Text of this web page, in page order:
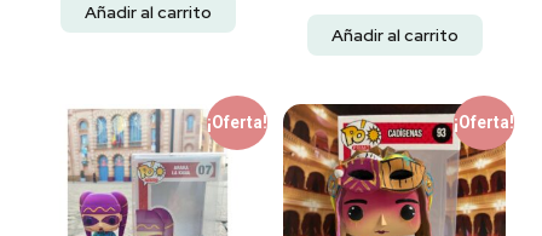
Añadir al carrito
Añadir al carrito
¡Oferta! ¡Oferta!